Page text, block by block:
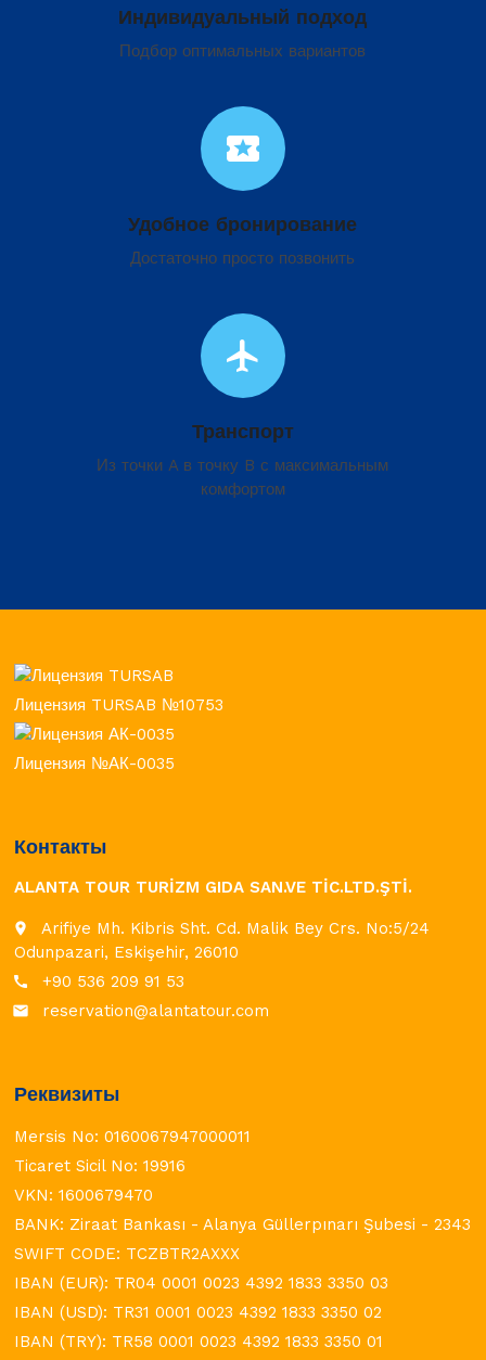
Индивидуальный подход
Подбор оптимальных вариантов
local_activity
Удобное бронирование
Достаточно просто позвонить
flight
Транспорт
Из точки A в точку B с максимальным
комфортом
Лицензия TURSAB №10753
Лицензия №АК-0035
Контакты
ALANTA TOUR TURİZM GIDA SAN.VE TİC.LTD.ŞTİ.
place
Arifiye Mh. Kibris Sht. Cd. Malik Bey Crs. No:5/24
Odunpazari, Eskişehir, 26010
call +90 536 209 91 53
email reservation@alantatour.com
Реквизиты
Mersis No: 0160067947000011
Ticaret Sicil No: 19916
VKN: 1600679470
BANK: Ziraat Bankası - Alanya Güllerpınarı Şubesi - 2343
SWIFT CODE: TCZBTR2AXXX
IBAN (EUR): TR04 0001 0023 4392 1833 3350 03
IBAN (USD): TR31 0001 0023 4392 1833 3350 02
IBAN (TRY): TR58 0001 0023 4392 1833 3350 01